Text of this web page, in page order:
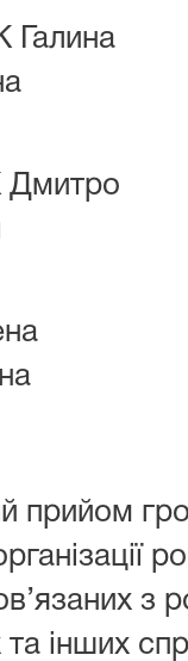
прийом
з
та інших